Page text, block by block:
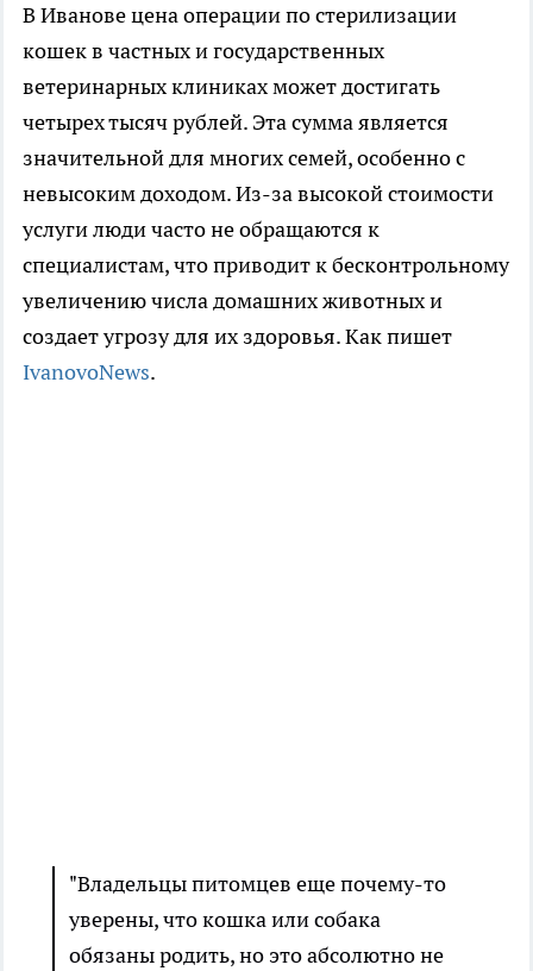
В Иванове цена операции по стерилизации
кошек в частных и государственных
ветеринарных клиниках может достигать
четырех тысяч рублей. Эта сумма является
значительной для многих семей, особенно с
невысоким доходом. Из-за высокой стоимости
услуги люди часто не обращаются к
специалистам, что приводит к бесконтрольному
увеличению числа домашних животных и
создает угрозу для их здоровья. Как пишет
IvanovoNews.
"Владельцы питомцев еще почему-то
уверены, что кошка или собака
обязаны родить, но это абсолютно не